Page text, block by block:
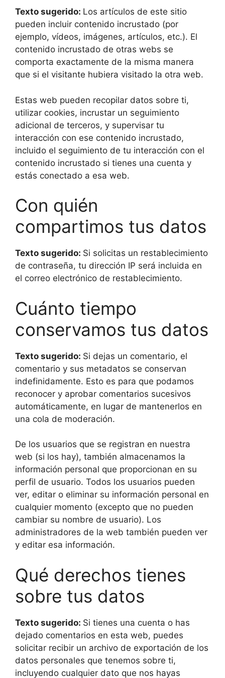
Texto sugerido: Los artículos de este sitio
pueden incluir contenido incrustado (por
ejemplo, vídeos, imágenes, artículos, etc.). El
contenido incrustado de otras webs se
comporta exactamente de la misma manera
que si el visitante hubiera visitado la otra web.
Estas web pueden recopilar datos sobre ti,
utilizar cookies, incrustar un seguimiento
adicional de terceros, y supervisar tu
interacción con ese contenido incrustado,
incluido el seguimiento de tu interacción con el
contenido incrustado si tienes una cuenta y
estás conectado a esa web.
Con quién
compartimos tus datos
Texto sugerido: Si solicitas un restablecimiento
de contraseña, tu dirección IP será incluida en
el correo electrónico de restablecimiento.
Cuánto tiempo
conservamos tus datos
Texto sugerido: Si dejas un comentario, el
comentario y sus metadatos se conservan
indefinidamente. Esto es para que podamos
reconocer y aprobar comentarios sucesivos
automáticamente, en lugar de mantenerlos en
una cola de moderación.
De los usuarios que se registran en nuestra
web (si los hay), también almacenamos la
información personal que proporcionan en su
perfil de usuario. Todos los usuarios pueden
ver, editar o eliminar su información personal en
cualquier momento (excepto que no pueden
cambiar su nombre de usuario). Los
administradores de la web también pueden ver
y editar esa información.
Qué derechos tienes
sobre tus datos
Texto sugerido: Si tienes una cuenta o has
dejado comentarios en esta web, puedes
solicitar recibir un archivo de exportación de los
datos personales que tenemos sobre ti,
incluyendo cualquier dato que nos hayas